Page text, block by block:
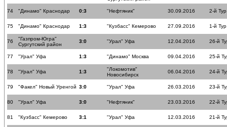
74 "Динамо" Краснодар 0:3 "Нефтяник" 30.09.2016 2-й Тур
75 "Динамо" Краснодар 1:3 "Кузбасс" Кемерово 27.09.2016 1-й Тур
76
"Газпром-Югра"
Сургутский район
3:0 "Урал" Уфа 12.04.2016 26-й
77 "Урал" Уфа 1:3 "Динамо" Москва 09.04.2016 25-й
78 "Урал" Уфа 1:3
"Локомотив"
Новосибирск
06.04.2016 24-й
79 "Факел" Новый Уренгой 3:0 "Урал" Уфа 26.03.2016 23-й
80 "Урал" Уфа 3:0 "Нефтяник" 23.03.2016 22-й
81 "Кузбасс" Кемерово 3:1 "Урал" Уфа 12.03.2016 21-й